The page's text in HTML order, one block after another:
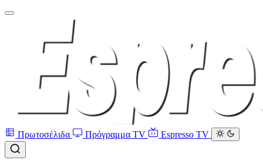
Πρωτοσέλιδα Πρόγραμμα TV Espresso TV